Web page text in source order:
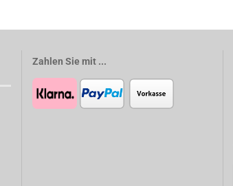
Zahlen Sie mit ...